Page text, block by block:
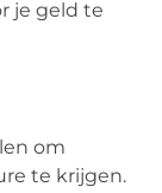
je geld te
om
te krijgen.